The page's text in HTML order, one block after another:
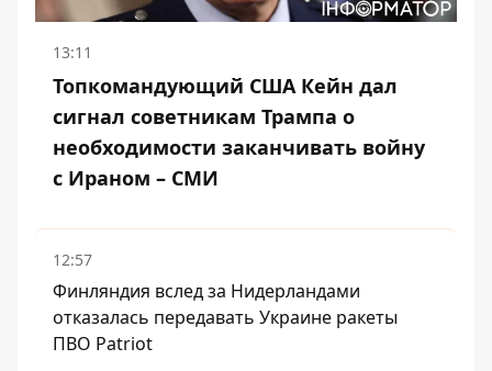
13:11
Топкомандующий США Кейн дал
сигнал советникам Трампа о
необходимости заканчивать войну
с Ираном – СМИ
12:57
Финляндия вслед за Нидерландами
отказалась передавать Украине ракеты
ПВО Patriot